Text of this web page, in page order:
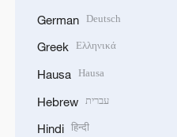
German Deutsch
Greek Ελληνικά
Hausa Hausa
Hebrew עברית
Hindi हिन्दी